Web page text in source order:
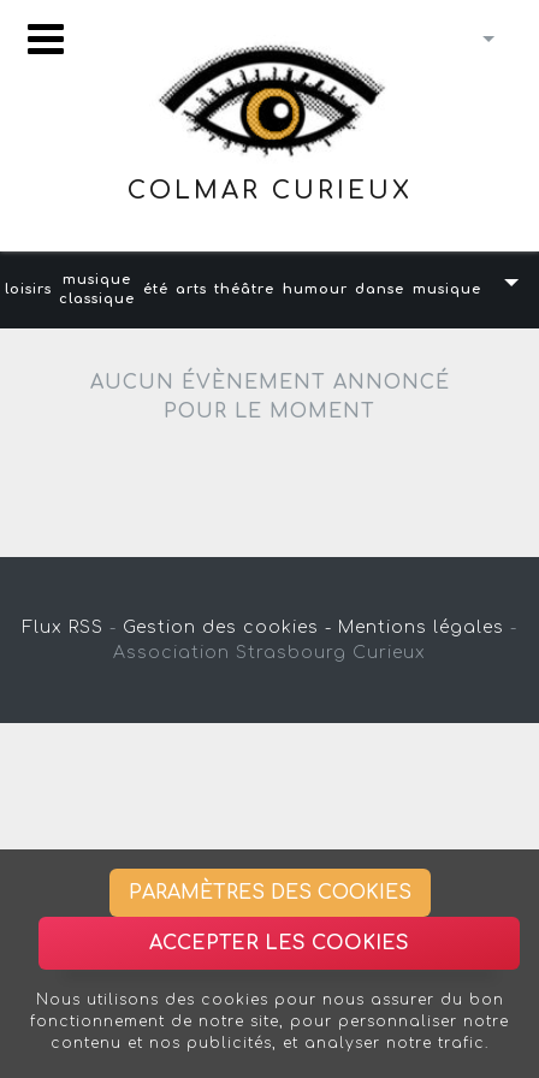
COLMAR CURIEUX
loisirs
musique
classique
été arts théâtre humour danse musique
AUCUN ÉVÈNEMENT ANNONCÉ
POUR LE MOMENT
Flux RSS - Gestion des cookies - Mentions légales -
Association Strasbourg Curieux
PARAMÈTRES DES COOKIES
ACCEPTER LES COOKIES
Nous utilisons des cookies pour nous assurer du bon
fonctionnement de notre site, pour personnaliser notre
contenu et nos publicités, et analyser notre trafic.